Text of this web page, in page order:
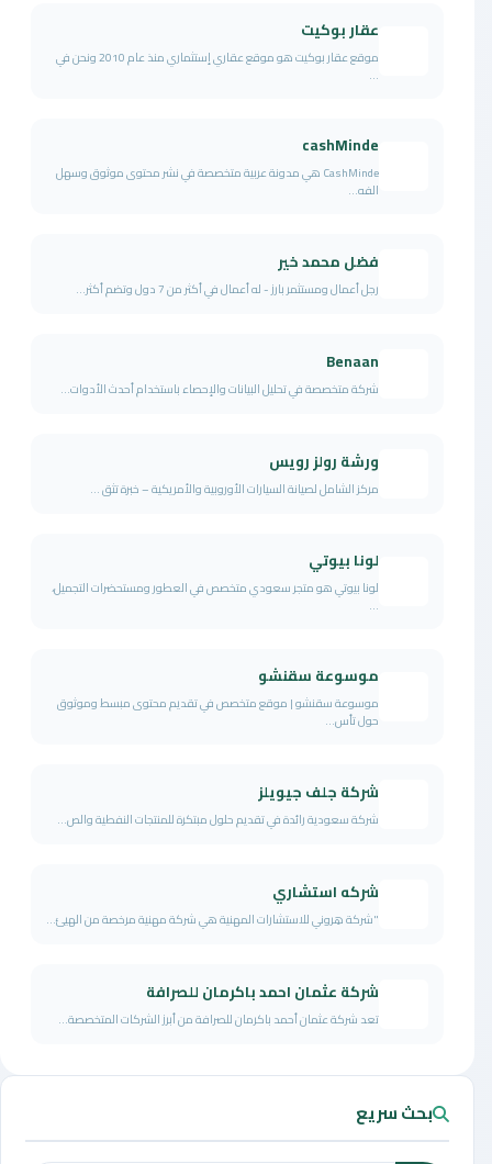
عقار بوكيت
موقع عقار بوكيت هو موقع عقاري إستثماري منذ عام 2010 ونحن في
...
cashMinde
CashMinde هي مدونة عربية متخصصة في نشر محتوى موثوق وسهل
الفه...
فضل محمد خير
رجل أعمال ومستثمر بارز - له أعمال في أكثر من 7 دول وتضم أكثر...
Benaan
شركة متخصصة في تحليل البيانات والإحصاء باستخدام أحدث الأدوات...
ورشة رولز رويس
مركز الشامل لصيانة السيارات الأوروبية والأمريكية – خبرة تثق ...
لونا بيوتي
لونا بيوتي هو متجر سعودي متخصص في العطور ومستحضرات التجميل،
...
موسوعة سقنشو
موسوعة سقنشو | موقع متخصص في تقديم محتوى مبسط وموثوق
حول تأس...
شركة جلف جيويلز
شركة سعودية رائدة في تقديم حلول مبتكرة للمنتجات النفطية والص...
شركه استشاري
"شركة هِروني للاستشارات المهنية هي شركة مهنية مرخصة من الهيئ...
شركة عثمان احمد باكرمان للصرافة
تعد شركة عثمان أحمد باكرمان للصرافة من أبرز الشركات المتخصصة...
بحث سريع